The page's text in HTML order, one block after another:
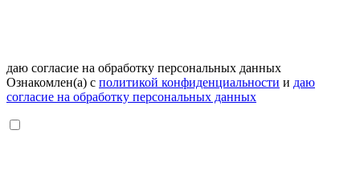
даю согласие на обработку персональных данных
Ознакомлен(а) с политикой конфиденциальности и даю
согласие на обработку персональных данных